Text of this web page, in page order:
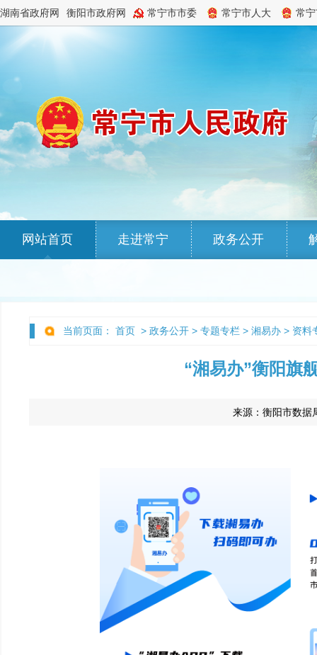
湖南省政府网 衡阳市政府网 常宁市市委 常宁市人大 常
网站首页 走进常宁 政务公开
当前页面： 首页 > 政务公开 > 专题专栏 > 湘易办 > 资料
“湘易办”衡阳旗
来源： 衡阳市数据